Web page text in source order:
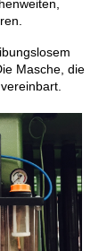
Masche, die